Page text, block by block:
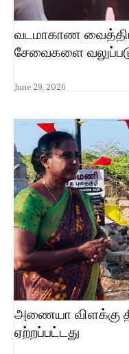
வடமாகாண
சேவைகளை
June 29, 2026
அணையா விளக்கு
ஏற்றப்பட்டது